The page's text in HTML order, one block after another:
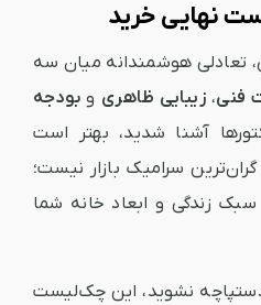
نهایی خرید
تعادلی هوشمندانه میان سه
فنی،زیبایی ظاهری و بودجه
آشنا شدید، بهتر است
سرامیک بازار نیست؛
زندگی و ابعاد خانه شما
دستپاچه نشوید، این چک‌لیست